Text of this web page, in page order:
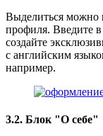
Выделиться
профиля. Введите
создайте
с английским
например.
3.2. Блок "О себе"